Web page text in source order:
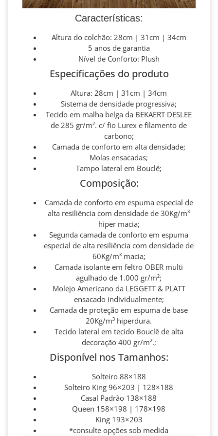
Características:
Altura do colchão: 28cm | 31cm | 34cm
5 anos de garantia
Nível de Conforto: Plush
Especificações do produto
Altura: 28cm | 31cm | 34cm
Sistema de densidade progressiva;
Tecido em malha belga da BEKAERT DESLEE
de 285 gr/m². c/ fio Lurex e filamento de
carbono;
Camada de conforto em alta densidade;
Molas ensacadas;
Tampo lateral em Bouclê;
Composição:
Camada de conforto em espuma especial de
alta resiliência com densidade de 30Kg/m³
hiper macia;
Segunda camada de conforto em espuma
especial de alta resiliência com densidade de
60Kg/m³ macia;
Camada isolante em feltro OBER multi
agulhado de 1.000 gr/m²;
Molejo Americano da LEGGETT & PLATT
ensacado individualmente;
Camada de proteção em espuma de base
20Kg/m³ hiperdura.
Tecido lateral em tecido Bouclê de alta
decoração 400 gr/m².;
Disponível nos Tamanhos:
Solteiro 88×188
Solteiro King 96×203 | 128×188
Casal Padrão 138×188
Queen 158×198 | 178×198
King 193×203
*consulte opções sob medida